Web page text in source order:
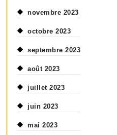
novembre 2023
octobre 2023
septembre 2023
août 2023
juillet 2023
juin 2023
mai 2023